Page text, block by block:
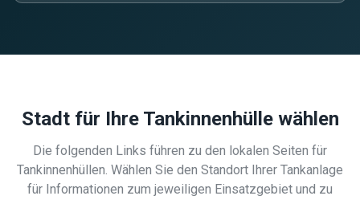
Stadt für Ihre Tankinnenhülle wählen
Die folgenden Links führen zu den lokalen Seiten für
Tankinnenhüllen. Wählen Sie den Standort Ihrer Tankanlage
für Informationen zum jeweiligen Einsatzgebiet und zu